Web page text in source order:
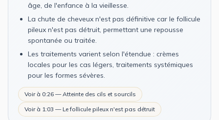
âge, de l'enfance à la vieillesse.
La chute de cheveux n'est pas définitive car le follicule
pileux n'est pas détruit, permettant une repousse
spontanée ou traitée.
Les traitements varient selon l'étendue : crèmes
locales pour les cas légers, traitements systémiques
pour les formes sévères.
Voir à 0:26 — Atteinte des cils et sourcils
Voir à 1:03 — Le follicule pileux n'est pas détruit